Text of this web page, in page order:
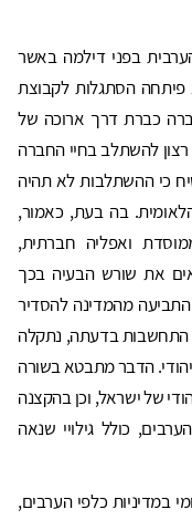
בפני דילמה באשר
הסתגלות לקבוצת
כברת דרך ארוכה של
להשתלב בחיי החברה
כי ההשתלבות לא תהיה
בה בעת, כאמור,
ואפליה חברתית,
את שורש הבעיה בכך
מהמדינה להסדיר
בדעתה, נתקלה
הדבר מתבטא בשורה
של ישראל, וכן בהקצנה
כולל גילויי שנאה
במדיניות כלפי הערבים,